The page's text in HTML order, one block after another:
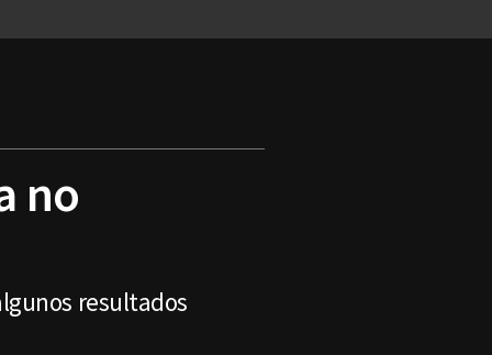
no
resultados